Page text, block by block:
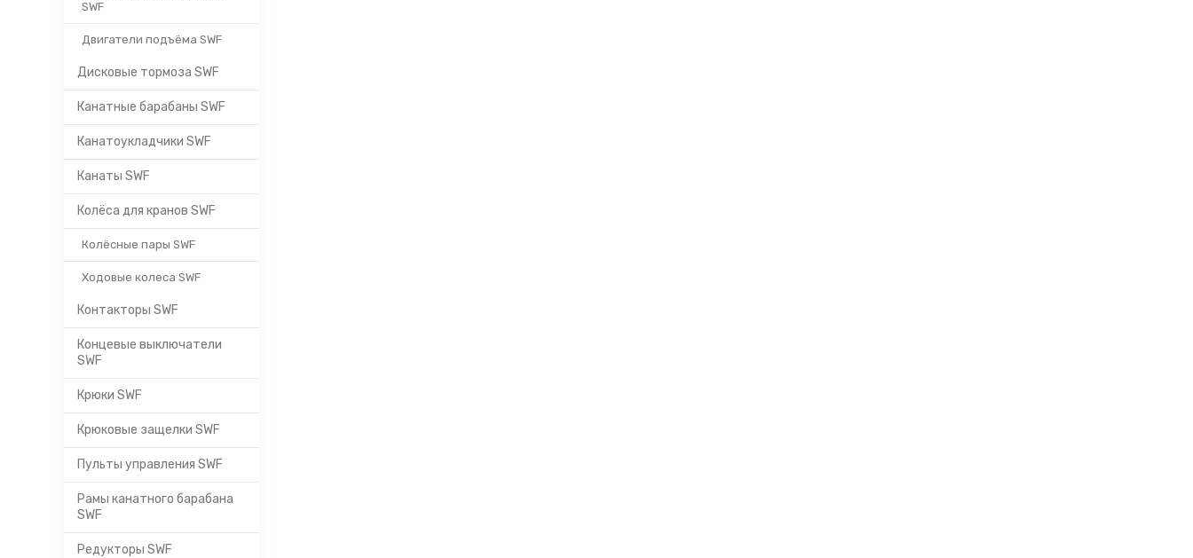
SWF
Двигатели подъёма SWF
Дисковые тормоза SWF
Канатные барабаны SWF
Канатоукладчики SWF
Канаты SWF
Колёса для кранов SWF
Колёсные пары SWF
Ходовые колеса SWF
Контакторы SWF
Концевые выключатели
SWF
Крюки SWF
Крюковые защелки SWF
Пульты управления SWF
Рамы канатного барабана
SWF
Редукторы SWF